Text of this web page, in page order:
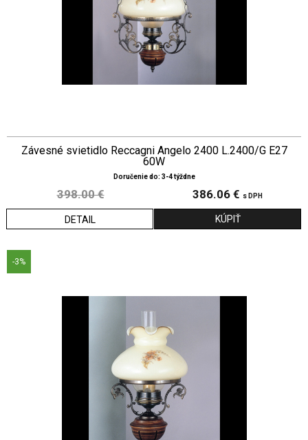
Závesné svietidlo Reccagni Angelo 2400 L.2400/G E27
60W
Doručenie do: 3-4 týždne
398.00 € 386.06 € s DPH
DETAIL
-3%